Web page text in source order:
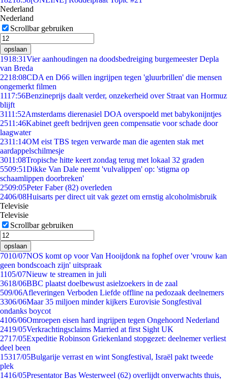
Nederland
Nederland
Scrollbar gebruiken
opslaan
1918:31Vier aanhoudingen na doodsbedreiging burgemeester Depla
van Breda
2218:08CDA en D66 willen ingrijpen tegen 'gluurbrillen' die mensen
ongemerkt filmen
1117:56Benzineprijs daalt verder, onzekerheid over Straat van Hormuz
blijft
3111:52Amsterdams dierenasiel DOA overspoeld met babykonijntjes
2511:46Kabinet geeft bedrijven geen compensatie voor schade door
laagwater
2311:14OM eist TBS tegen verwarde man die agenten stak met
aardappelschilmesje
3011:08Tropische hitte keert zondag terug met lokaal 32 graden
5509:51Dikke Van Dale neemt 'vulvalippen' op: 'stigma op
schaamlippen doorbreken'
2509:05Peter Faber (82) overleden
2406/08Huisarts per direct uit vak gezet om ernstig alcoholmisbruik
Televisie
Televisie
Scrollbar gebruiken
opslaan
7010/07NOS komt op voor Van Hooijdonk na fophef over 'vrouw kan
geen bondscoach zijn' uitspraak
1105/07Nieuw te streamen in juli
3618/06BBC plaatst doelbewust asielzoekers in de zaal
509/06Afleveringen Verboden Liefde offline na pedozaak deelnemers
3306/06Maar 35 miljoen minder kijkers Eurovisie Songfestival
ondanks boycot
4106/06Omroepen eisen hard ingrijpen tegen Ongehoord Nederland
2419/05Verkrachtingsclaims Married at first Sight UK
2717/05Expeditie Robinson Griekenland stopgezet: deelnemer verliest
deel been
15317/05Bulgarije verrast en wint Songfestival, Israël pakt tweede
plek
1416/05Presentator Bas Westerweel (62) overlijdt onverwachts thuis,